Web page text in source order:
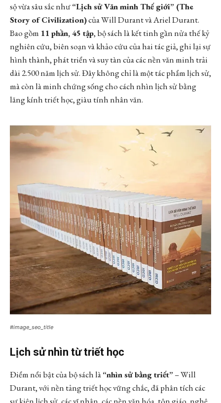
sộ vừa sâu sắc như“Lịch sử Văn minh Thế giới” (The
Story of Civilization)của Will Durant và Ariel Durant.
Bao gồm 11 phần, 45 tập, bộ sách là kết tinh gần nửa thế kỷ
nghiên cứu, biên soạn và khảo cứu của hai tác giả, ghi lại sự
hình thành, phát triển và suy tàn của các nền văn minh trải
dài 2.500 năm lịch sử. Đây không chỉ là một tác phẩm lịch sử,
mà còn là minh chứng sống cho cách nhìn lịch sử bằng
lăng kính triết học, giàu tính nhân văn.
#image_seo_title
Lịch sử nhìn từ triết học
Điểm nổi bật của bộ sách là“nhìn sử bằng triết” – Will
Durant, với nền tảng triết học vững chắc, đã phân tích các
sự kiện lịch sử, các vĩ nhân, các nền văn hóa, tôn giáo, nghệ